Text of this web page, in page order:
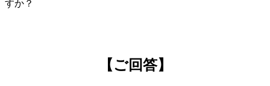
すか？
【ご回答】